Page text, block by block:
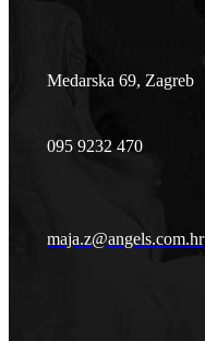
Medarska 69, Zagreb
095 9232 470
maja.z@angels.com.hr